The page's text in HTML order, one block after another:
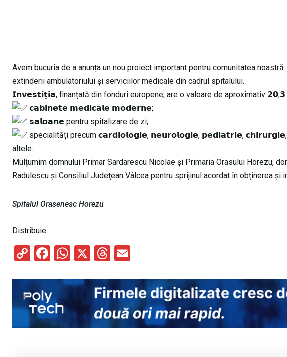
Avem bucuria de a anunța un nou proiect important pentru comunitatea
extinderii ambulatoriului și serviciilor medicale din cadrul spitalului.
𝗜𝗻𝘃𝗲𝘀𝘁𝗶𝘁̦𝗶𝗮, finanțată din fonduri europene, are o valoare de aproximativ
𝗰𝗮𝗯𝗶𝗻𝗲𝘁𝗲 𝗺𝗲𝗱𝗶𝗰𝗮𝗹𝗲 𝗺𝗼𝗱𝗲𝗿𝗻𝗲;
𝘀𝗮𝗹𝗼𝗮𝗻𝗲 pentru spitalizare de zi;
specialități precum 𝗰𝗮𝗿𝗱𝗶𝗼𝗹𝗼𝗴𝗶𝗲, 𝗻𝗲𝘂𝗿𝗼𝗹𝗼𝗴𝗶𝗲, 𝗽𝗲𝗱𝗶𝗮𝘁𝗿𝗶𝗲,
altele.
Mulțumim domnului Primar Sardarescu Nicolae și Primaria Orasului Horezu,
Radulescu și Consiliul Judeţean Vâlcea pentru sprijinul acordat în obținerea și
Spitalul Orasenesc Horezu
Distribuie:
C
py
Li
n
k
F
ce
b
o
o
W
at
s
A
p
X
T
e
a
d
s
ail